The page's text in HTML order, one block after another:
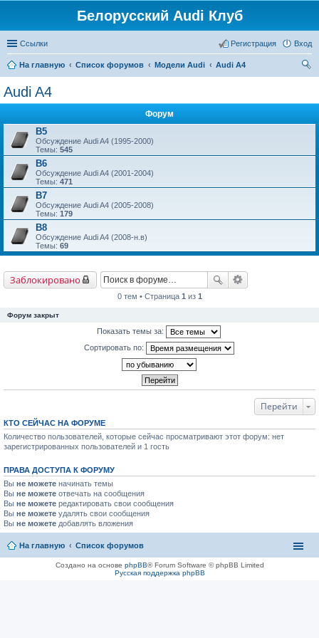
Белорусский Audi Клуб
Ссылки Вход
Регистрация
На главную Список форумов Модели Audi
Audi A4
Audi A4
Форум
B5
Обсуждение Audi A4 (1995-2000)
Темы: 545
B6
Обсуждение Audi A4 (2001-2004)
Темы: 471
B7
Обсуждение Audi A4 (2005-2008)
Темы: 179
B8
Обсуждение Audi A4 (2008-н.в)
Темы: 69
Заблокировано
0 тем • Страница 1 из 1
Форум закрыт
Показать темы за:
Сортировать по:
Перейти
КТО СЕЙЧАС НА ФОРУМЕ
Количество пользователей, которые сейчас просматривают этот форум: нет
зарегистрированных пользователей и 1 гость
ПРАВА ДОСТУПА К ФОРУМУ
Вы не можете начинать темы
Вы не можете отвечать на сообщения
Вы не можете редактировать свои сообщения
Вы не можете удалять свои сообщения
Вы не можете добавлять вложения
На главную Список форумов
Создано на основе phpBB® Forum Software © phpBB Limited
Русская поддержка phpBB